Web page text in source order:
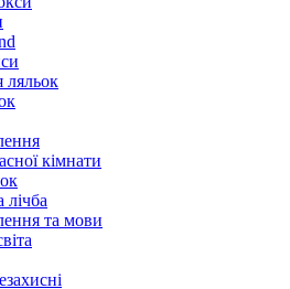
ляльок
кімнати
лічба
та мови